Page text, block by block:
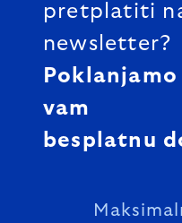
pretplatiti
newsletter?
Poklanjamo
vam
besplatnu